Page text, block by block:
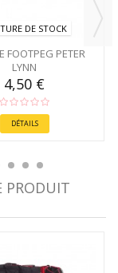
DE STOCK
FOOTPEG PETER
LYNN
4,50 €
DÉTAILS
PRODUIT